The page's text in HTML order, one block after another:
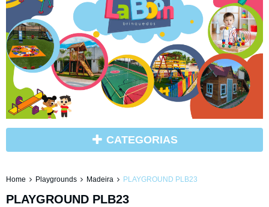
CATEGORIAS
Home Playgrounds Madeira PLAYGROUND PLB23
PLAYGROUND PLB23